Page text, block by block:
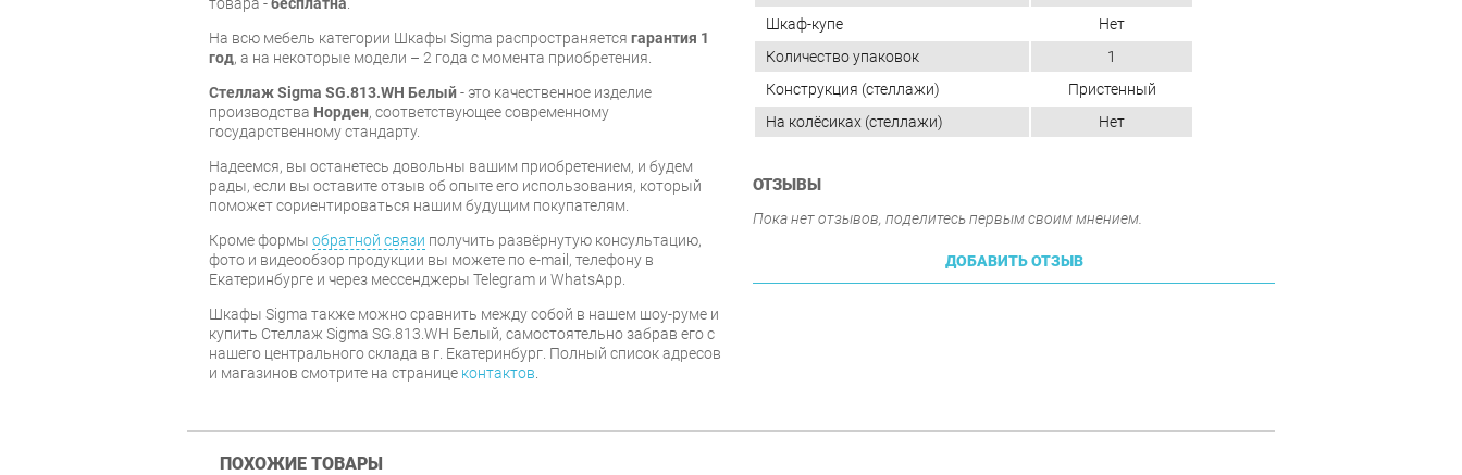
На всю мебель категории Шкафы Sigma распространяется гарантия 1
год, а на некоторые модели – 2 года с момента приобретения.
Стеллаж Sigma SG.813.WH Белый- это качественное изделие
производства Норден, соответствующее современному
государственному стандарту.
Надеемся, вы останетесь довольны вашим приобретением, и будем
рады, если вы оставите отзыв об опыте его использования, который
поможет сориентироваться нашим будущим покупателям.
Кроме формы обратной связи получить развёрнутую консультацию,
фото и видеообзор продукции вы можете по e-mail, телефону в
Екатеринбурге и через мессенджеры Telegram и WhatsApp.
Шкафы Sigma также можно сравнить между собой в нашем шоу-руме и
купить Стеллаж Sigma SG.813.WH Белый, самостоятельно забрав его с
нашего центрального склада в г. Екатеринбург. Полный список адресов
и магазинов смотрите на странице контактов
Шкаф-купе
Нет
Количество упаковок
1
Конструкция (стеллажи)
Пристенный
На колёсиках (стеллажи)
Нет
ОТЗЫВЫ
Пока нет отзывов, поделитесь первым своим мнением.
ДОБАВИТЬ ОТЗЫВ
ПОХОЖИЕ ТОВАРЫ